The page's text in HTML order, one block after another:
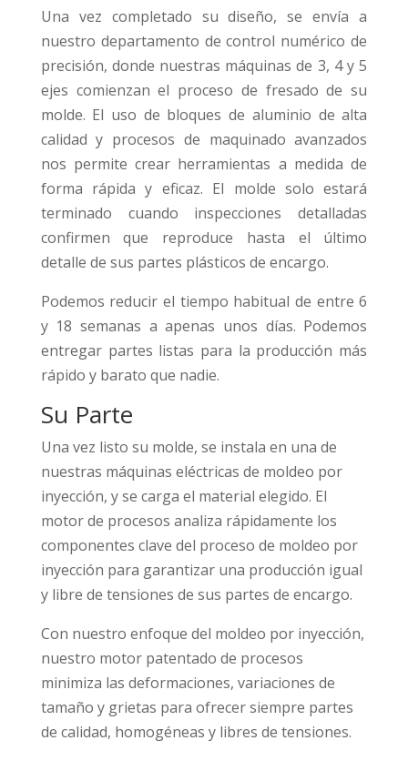
Una vez completado su diseño, se envía a
nuestro departamento de control numérico de
precisión, donde nuestras máquinas de 3, 4 y 5
ejes comienzan el proceso de fresado de su
molde. El uso de bloques de aluminio de alta
calidad y procesos de maquinado avanzados
nos permite crear herramientas a medida de
forma rápida y eficaz. El molde solo estará
terminado cuando inspecciones detalladas
confirmen que reproduce hasta el último
detalle de sus partes plásticos de encargo.
Podemos reducir el tiempo habitual de entre 6
y 18 semanas a apenas unos días. Podemos
entregar partes listas para la producción más
rápido y barato que nadie.
Su Parte
Una vez listo su molde, se instala en una de
nuestras máquinas eléctricas de moldeo por
inyección, y se carga el material elegido. El
motor de procesos analiza rápidamente los
componentes clave del proceso de moldeo por
inyección para garantizar una producción igual
y libre de tensiones de sus partes de encargo.
Con nuestro enfoque del moldeo por inyección,
nuestro motor patentado de procesos
minimiza las deformaciones, variaciones de
tamaño y grietas para ofrecer siempre partes
de calidad, homogéneas y libres de tensiones.